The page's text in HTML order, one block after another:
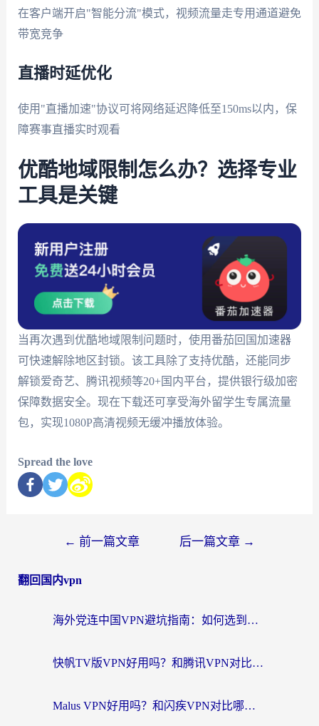
在客户端开启"智能分流"模式，视频流量走专用通道避免
带宽竞争
直播时延优化
使用"直播加速"协议可将网络延迟降低至150ms以内，保
障赛事直播实时观看
优酷地域限制怎么办？选择专业
工具是关键
当再次遇到优酷地域限制问题时，使用番茄回国加速器
可快速解除地区封锁。该工具除了支持优酷，还能同步
解锁爱奇艺、腾讯视频等20+国内平台，提供银行级加密
保障数据安全。现在下载还可享受海外留学生专属流量
包，实现1080P高清视频无缓冲播放体验。
Spread the love
← 前一篇文章 后一篇文章 →
翻回国内vpn
海外党连中国VPN避坑指南：如何选到真正能无缝刷国内资源的加速器？
快帆TV版VPN好用吗？和腾讯VPN对比哪个回国效果更好？海外党必看的真实体验指南
Malus VPN好用吗？和闪疾VPN对比哪个回国效果更好？海外华人的实用避坑指南